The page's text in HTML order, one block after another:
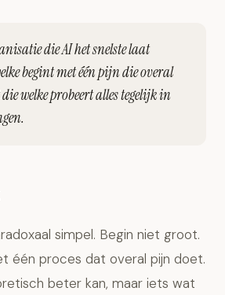
die AI het snelste laat
begint met één pijn die overal
welke probeert alles tegelijk in
simpel. Begin niet groot.
één proces dat overal pijn doet.
beter kan, maar iets wat